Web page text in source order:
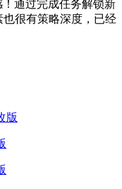
通过完成任务解锁新
很有策略深度，已经